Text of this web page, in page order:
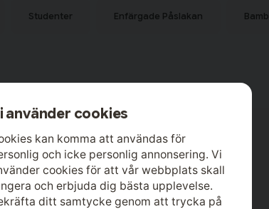
bra val för den som
som påminner om
Studenter Enfärgade Påslakan
använder cookies
kan komma att användas för
och icke personlig annonsering. Vi
cookies för att vår webbplats skall
och erbjuda dig bästa upplevelse.
ditt samtycke genom att trycka på